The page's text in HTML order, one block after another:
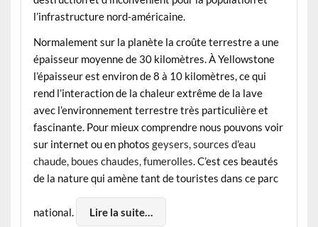
l’infrastructure nord-américaine.
Normalement sur la planète la croûte terrestre a une
épaisseur moyenne de 30 kilomètres. À Yellowstone
l’épaisseur est environ de 8 à 10 kilomètres, ce qui
rend l’interaction de la chaleur extrême de la lave
avec l’environnement terrestre très particulière et
fascinante. Pour mieux comprendre nous pouvons voir
sur internet ou en photos geysers, sources d’eau
chaude, boues chaudes, fumerolles. C’est ces beautés
de la nature qui amène tant de touristes dans ce parc
national. Lire la suite…